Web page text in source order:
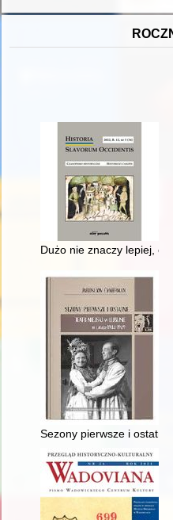
Dużo nie znaczy lepiej,
Sezony pierwsze i